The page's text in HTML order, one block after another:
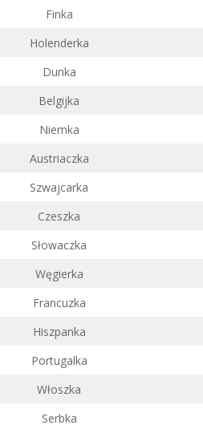
Finka
Holenderka
Dunka
Belgijka
Niemka
Austriaczka
Szwajcarka
Czeszka
Słowaczka
Węgierka
Francuzka
Hiszpanka
Portugalka
Włoszka
Serbka